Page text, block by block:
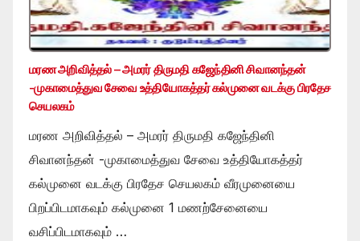
மரண அறிவித்தல் – அமரர் திருமதி கஜேந்தினி சிவானந்தன்
-முகாமைத்துவ சேவை உத்தியோகத்தர் கல்முனை வடக்கு பிரதேச
செயலகம்
மரண அறிவித்தல் – அமரர் திருமதி கஜேந்தினி
சிவானந்தன் -முகாமைத்துவ சேவை உத்தியோகத்தர்
கல்முனை வடக்கு பிரதேச செயலகம் வீரமுனையை
பிறப்பிடமாகவும் கல்முனை 1 மணற்சேனையை
வசிப்பிடமாகவும் …